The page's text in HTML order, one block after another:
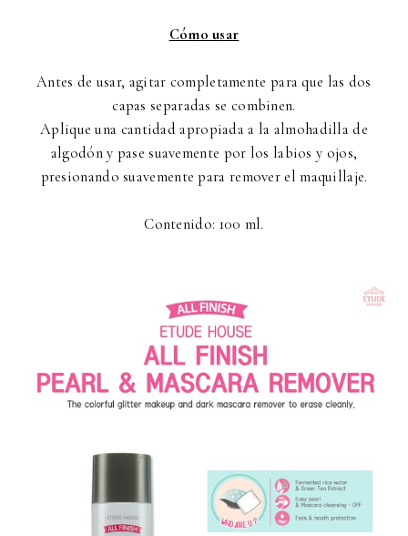
Cómo usar
Antes de usar, agitar completamente para que las dos
capas separadas se combinen.
Aplique una cantidad apropiada a la almohadilla de
algodón y pase suavemente por los labios y ojos,
presionando suavemente para remover el maquillaje.
Contenido: 100 ml.